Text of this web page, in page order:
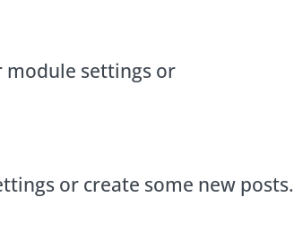
module settings or
or create some new posts.